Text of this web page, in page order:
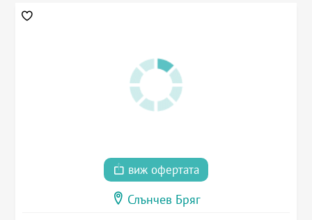
виж офертата
Слънчев Бряг